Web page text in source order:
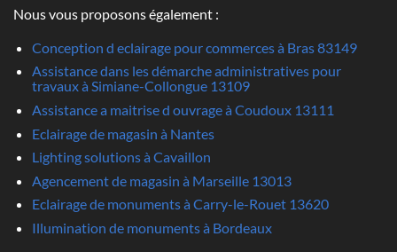
Nous vous proposons également :
Conception d eclairage pour commerces à Bras 83149
Assistance dans les démarche administratives pour
travaux à Simiane-Collongue 13109
Assistance a maitrise d ouvrage à Coudoux 13111
Eclairage de magasin à Nantes
Lighting solutions à Cavaillon
Agencement de magasin à Marseille 13013
Eclairage de monuments à Carry-le-Rouet 13620
Illumination de monuments à Bordeaux